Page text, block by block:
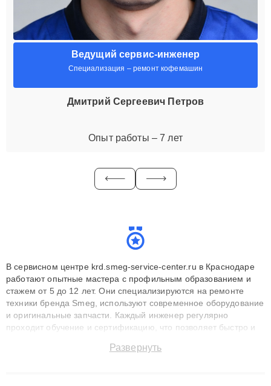
Ведущий сервис-инженер
Специализация – ремонт кофемашин
Дмитрий Сергеевич Петров
Опыт работы – 7 лет
В сервисном центре krd.smeg-service-center.ru в Краснодаре
работают опытные мастера с профильным образованием и
стажем от 5 до 12 лет. Они специализируются на ремонте
техники бренда Smeg, используют современное оборудование
и оригинальные запчасти. Каждый инженер регулярно
проходит обучение и сертификацию, что позволяет быстро и
сохранением гарантии до 3 лет. Наши мастера решают
Развернуть